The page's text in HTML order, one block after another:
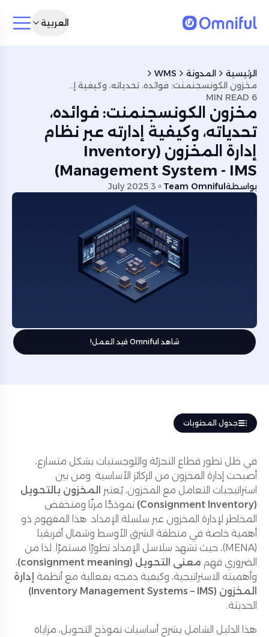
العربية
الرئيسية المدونة
WMS
مخزون الكونسجنمنت: فوائده، تحدياته، وكيفية إدارته عبر نظام إدارة المخزون (Inventory Management System - IMS)
6 MIN READ
مخزون الكونسجنمنت: فوائده،
تحدياته، وكيفية إدارته عبر نظام
إدارة المخزون (Inventory
Management System - IMS)
بواسطةTeam Omniful
3 July 2025
شاهد Omniful قيد العمل!
جدول المحتويات
في ظل تطور قطاع التجزئة واللوجستيات بشكل متسارع،
أصبحت إدارة المخزون من الركائز الأساسية. ومن بين
استراتيجيات التعامل مع المخزون، يُعتبر المخزون بالتحويل
(Consignment Inventory)
نموذجًا مرنًا ومنخفض
المخاطر لإدارة المخزون عبر سلسلة الإمداد. هذا المفهوم ذو
أهمية خاصة في منطقة الشرق الأوسط وشمال أفريقيا
(MENA)، حيث تشهد سلاسل الإمداد تطورًا مستمرًا. لذا من
الضروري فهم معنى التحويل (consignment meaning)
،
وأهميته الاستراتيجية، وكيفية دمجه بفعالية مع أنظمة إدارة
المخزون (Inventory Management Systems – IMS)
الحديثة.
هذا الدليل الشامل يشرح أساسيات نموذج التحويل، مزاياه